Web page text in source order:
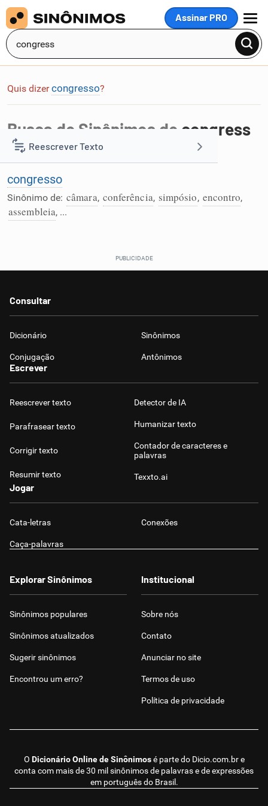
Assinar PRO
MENU
Reescrever Texto
Resumir Texto
Corrigir Texto
Conexões
Sinônimos
Quis dizer congresso?
Busca de Sinônimos de congress
Foi encontrada 1 palavra na busca por
congresso
Sinônimo de: câmara, conferência, simpósio, encontro,
assembleia, ...
Consultar
Dicionário Sinônimos
Conjugação Antônimos
Escrever
Reescrever texto
Parafrasear texto
Corrigir texto
Resumir texto
Detector de IA
Humanizar texto
Contador de caracteres e
palavras
Texxto.ai
Jogar
Cata-letras Conexões
Caça-palavras
O Dicionário Online de Sinônimosé parte do Dicio.com.bre
conta com mais de 30 mil sinônimos de palavras e de expressões
em português do Brasil.
Explorar Sinônimos
Sinônimos populares
Sinônimos atualizados
Sugerir sinônimos
Encontrou um erro?
Institucional
Sobre nós
Contato
Anunciar no site
Termos de uso
Política de privacidade